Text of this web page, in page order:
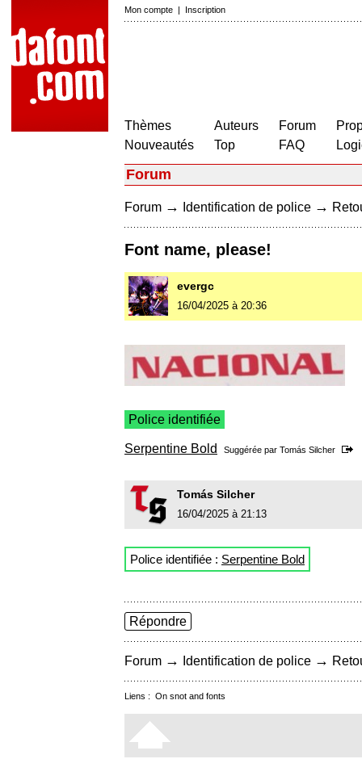
Mon compte | Inscription
Thèmes
Nouveautés
Auteurs
Top
Forum
FAQ
Forum
Forum → Identification de police →
Font name, please!
evergc
16/04/2025 à 20:36
Police identifiée
Serpentine Bold Suggérée par Tomás Silcher
Tomás Silcher
16/04/2025 à 21:13
Police identifiée : Serpentine Bold
Répondre
Forum → Identification de police →
Liens : On snot and fonts